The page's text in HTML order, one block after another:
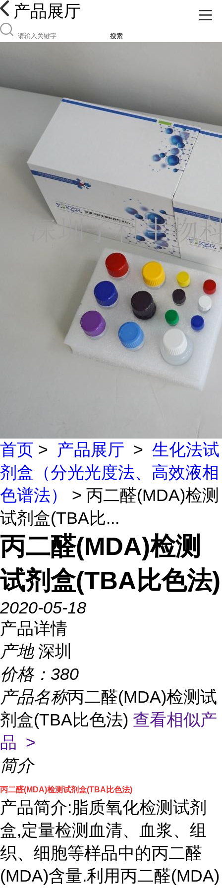
产品展厅
搜索
首页 > 产品展厅 > 生化法试
剂盒（分光光度法、高效液相
色谱法）
> 丙二醛(MDA)检测
试剂盒(TBA比...
丙二醛(MDA)检测
试剂盒(TBA比色法)
2020-05-18
产品详情
产地 深圳
价格： 380
产品名称丙二醛(MDA)检测试
剂盒(TBA比色法) 查看相似产
品 >
简介
丙二醛(MDA)检测试剂盒(TBA比色法)
产品简介:脂质氧化检测试剂
盒,定量检测血清、血浆、组
织、细胞等样品中的丙二醛
(MDA)含量.利用丙二醛(MDA)